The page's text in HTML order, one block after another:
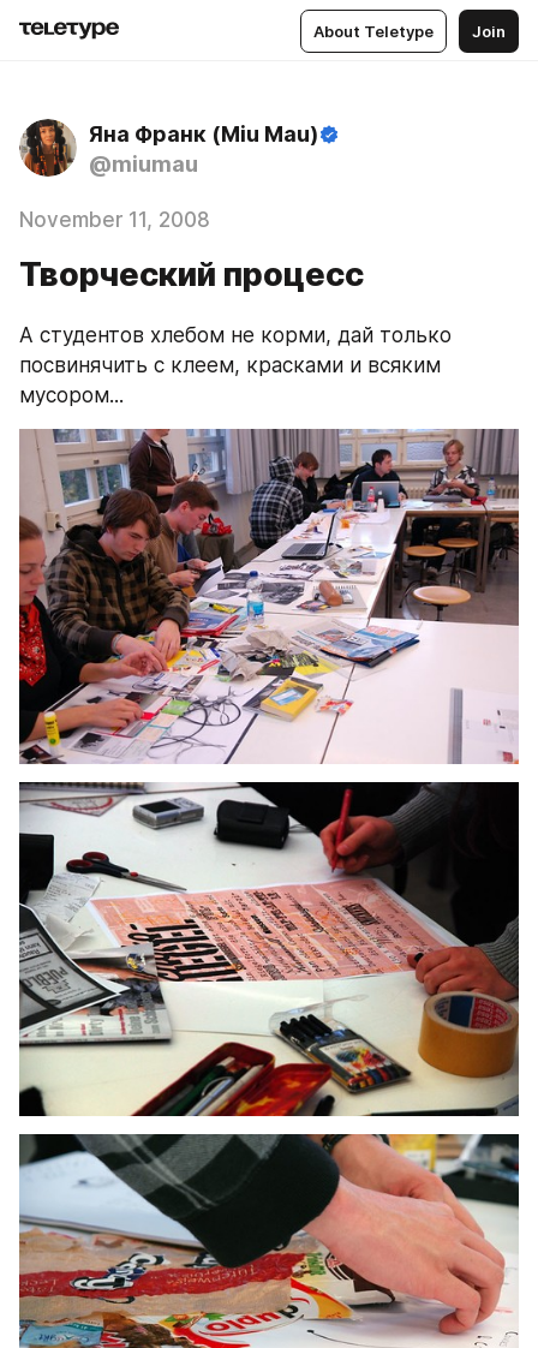
About Teletype Join
Яна Франк (Miu Mau)
@miumau
November 11, 2008
Творческий процесс
А студентов хлебом не корми, дай только
посвинячить с клеем, красками и всяким
мусором...